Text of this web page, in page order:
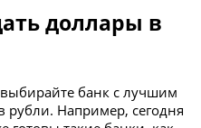
доллары в
банк с лучшим
рубли. Например, сегодня